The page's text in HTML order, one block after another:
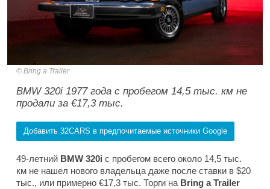
Bring a Trailer
BMW 320i 1977 года с пробегом 14,5 тыс. км не
продали за €17,3 тыс.
Добавить 32CARS в предпочитаемые источники Google
49-летний BMW 320i с пробегом всего около 14,5 тыс.
км не нашел нового владельца даже после ставки в $20
тыс., или примерно €17,3 тыс. Торги на Bring a Trailer